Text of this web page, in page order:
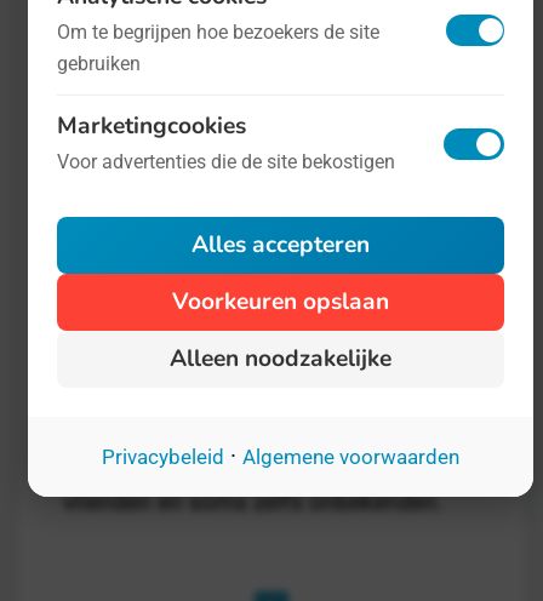
Nationale Dag van de Vrijwilliger- op 7
Mens en maatschappij
De Nationale Vrijwilligersdag is een
inzetten voor anderen. Voor familie,
vrienden en soms zelfs onbekenden.
Om te begrijpen hoe bezoekers de site
gebruiken
Marketingcookies
Voor advertenties die de site bekostigen
Alles accepteren
Voorkeuren opslaan
Alleen noodzakelijke
Privacybeleid · Algemene voorwaarden